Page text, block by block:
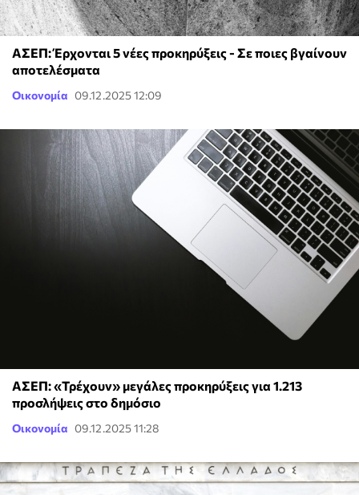
ΑΣΕΠ: Έρχονται 5 νέες προκηρύξεις - Σε ποιες βγαίνουν
αποτελέσματα
Οικονομία 09.12.2025 12:09
ΑΣΕΠ: «Τρέχουν» μεγάλες προκηρύξεις για 1.213
προσλήψεις στο δημόσιο
Οικονομία 09.12.2025 11:28